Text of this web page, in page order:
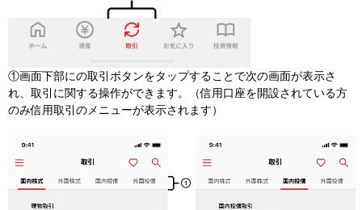
①画面下部にの取引ボタンをタップすることで次の画面が表示さ
れ、取引に関する操作ができます。（信用口座を開設されている方
のみ信用取引のメニューが表示されます）